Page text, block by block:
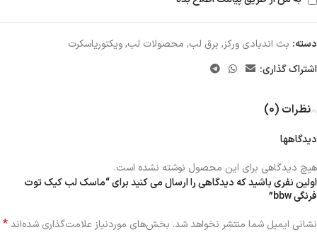
دسته: بث اندبادی ورکز, برق لب, محصولات لب,ویکتوریاسکرت
اشتراک گذاری:
نظرات (0)
دیدگاهها
هیچ دیدگاهی برای این محصول نوشته نشده است.
اولین نفری باشید که دیدگاهی را ارسال می کنید برای “ماسک لب کیک توت
فرنگی bbw”
نشانی ایمیل شما منتشر نخواهد شد. بخش‌های موردنیاز علامت‌گذاری شده‌اند*